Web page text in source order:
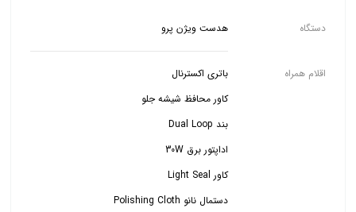
دستگاه هدست ویژن پرو
اقلام همراه
بند Dual Loop
اداپتور برق 30W
کاور Light Seal
دستمال نانو Polishing Cloth